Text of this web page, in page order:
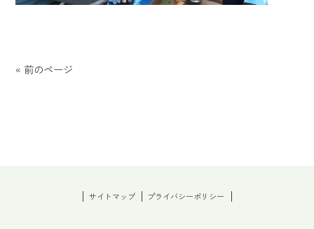
« 前のページ
サイトマップ プライバシーポリシー